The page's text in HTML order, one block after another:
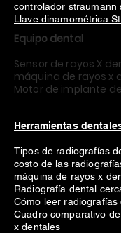
controlador straumann
Llave dinamométrica
Equipo dental
Sensor de rayos X
máquina de rayos x
Motor de implante
Herramientas
Tipos de radiografías
costo de las
máquina de rayos x
Radiografía dental
Cómo leer radiografías
Cuadro comparativo
x dentales